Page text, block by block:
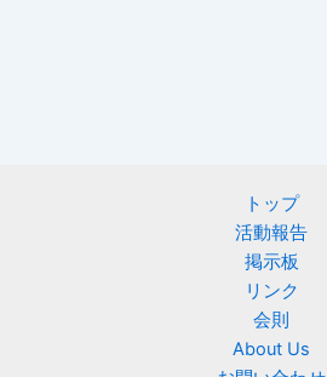
トップ
活動報告
掲示板
リンク
会則
About Us